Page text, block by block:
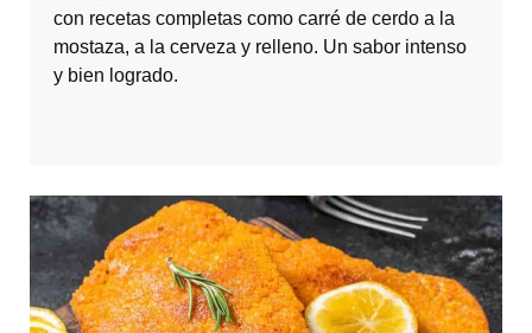
con recetas completas como carré de cerdo a la
mostaza, a la cerveza y relleno. Un sabor intenso
y bien logrado.